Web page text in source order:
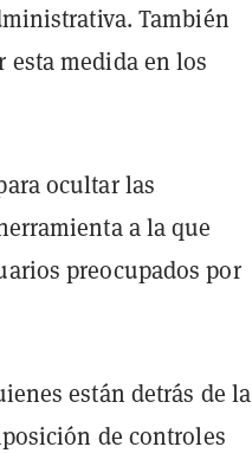
También
medida en los
ocultar las
a la que
preocupados por
están detrás de la
de controles